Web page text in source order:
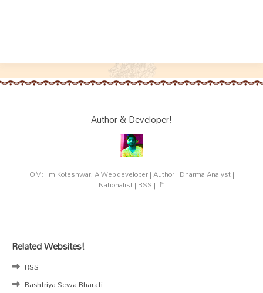
Author & Developer!
OM: I'm Koteshwar, A Web developer | Author | Dharma Analyst |
Nationalist | RSS | 🚩
Related Websites!
RSS
Rashtriya Sewa Bharati